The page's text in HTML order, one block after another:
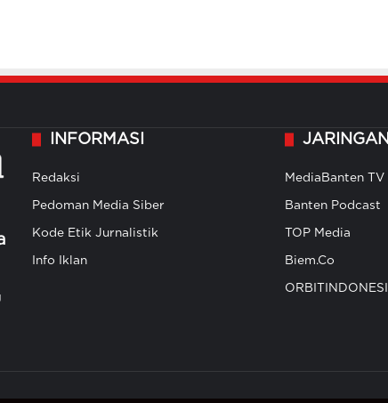
INFORMASI
Redaksi
Pedoman Media Siber
Kode Etik Jurnalistik
Info Iklan
MediaBanten TV
Banten Podcast
TOP Media
Biem.Co